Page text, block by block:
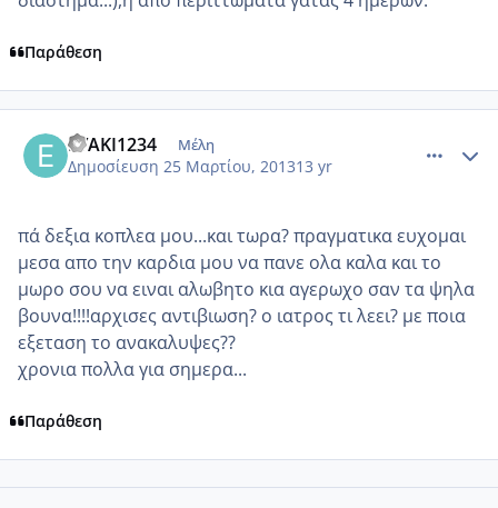
Παράθεση
EYAKI1234 Μέλη
Δημοσίευση 25 Μαρτίου, 201313 yr
πά δεξια κοπλεα μου...και τωρα? πραγματικα ευχομαι
μεσα απο την καρδια μου να πανε ολα καλα και το
μωρο σου να ειναι αλωβητο κια αγερωχο σαν τα ψηλα
βουνα!!!!αρχισες αντιβιωση? ο ιατρος τι λεει? με ποια
εξεταση το ανακαλυψες??
χρονια πολλα για σημερα...
Παράθεση